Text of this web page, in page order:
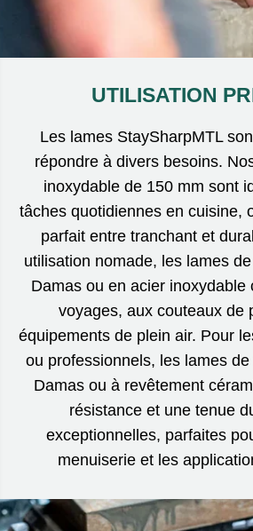
UTILISATION
Les lames StaySharpMTL
répondre à divers besoins.
inoxydable de 150 mm sont
tâches quotidiennes en cuisine,
parfait entre tranchant et
utilisation nomade, les lames
Damas ou en acier inoxydable
voyages, aux couteaux de
équipements de plein air. Pour
ou professionnels, les lames
Damas ou à revêtement
résistance et une tenue
exceptionnelles, parfaites
menuiserie et les